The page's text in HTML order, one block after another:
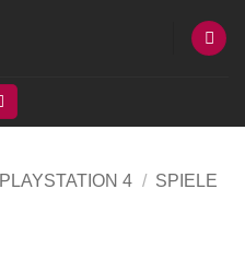
PLAYSTATION 4 / SPIELE